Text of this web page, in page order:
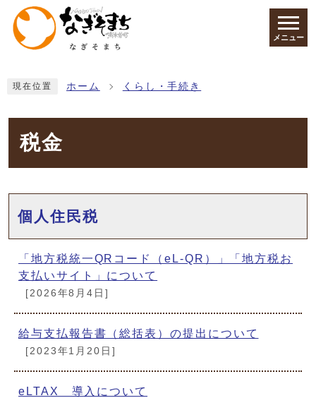
ページの先頭です
メニュー
現在位置 ホーム くらし・手続き
税金
メインメニュー
個人住民税
「地方税統一QRコード（eL-QR）」「地方税お
支払いサイト」について
[2026年8月4日]
給与支払報告書（総括表）の提出について
[2023年1月20日]
eLTAX 導入について